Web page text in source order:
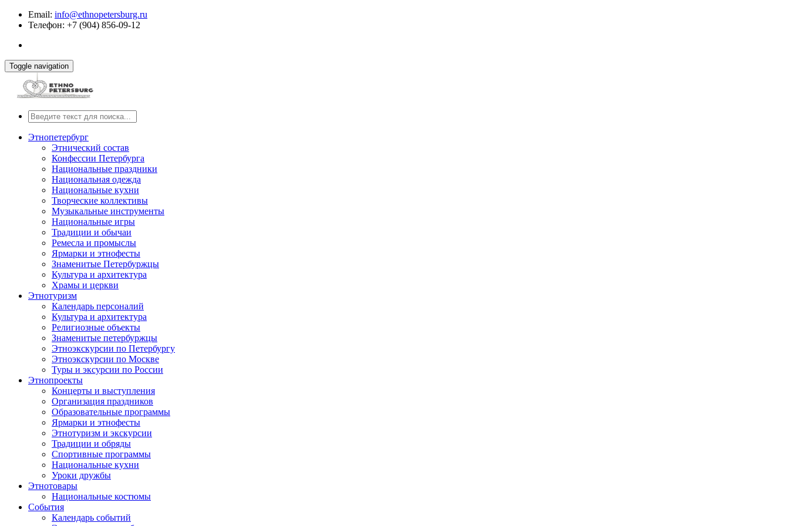
Email: info@ethnopetersburg.ru
Телефон: +7 (904) 856-09-12
Toggle navigation
Этнопетербург
Этнический состав
Конфессии Петербурга
Национальные праздники
Национальная одежда
Национальные кухни
Творческие коллективы
Музыкальные инструменты
Национальные игры
Традиции и обычаи
Ремесла и промыслы
Ярмарки и этнофесты
Знаменитые Петербуржцы
Культура и архитектура
Храмы и церкви
Этнотуризм
Календарь персоналий
Культура и архитектура
Религиозные объекты
Знаменитые петербуржцы
Этноэкскурсии по Петербургу
Этноэкскурсии по Москве
Туры и эксурсии по России
Этнопроекты
Концерты и выступления
Организация праздников
Образовательные программы
Ярмарки и этнофесты
Этнотуризм и экскурсии
Традиции и обряды
Спортивные программы
Национальные кухни
Уроки дружбы
Этнотовары
Национальные костюмы
События
Календарь событий